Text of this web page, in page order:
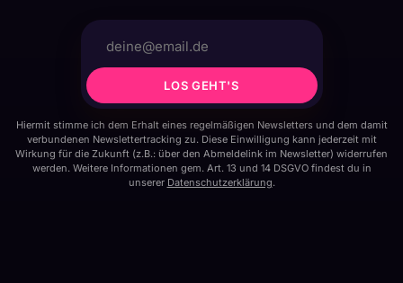
LOS GEHT'S
Hiermit stimme ich dem Erhalt eines regelmäßigen Newsletters und dem damit
verbundenen Newslettertracking zu. Diese Einwilligung kann jederzeit mit
Wirkung für die Zukunft (z.B.: über den Abmeldelink im Newsletter) widerrufen
werden. Weitere Informationen gem. Art. 13 und 14 DSGVO findest du in
unserer Datenschutzerklärung.